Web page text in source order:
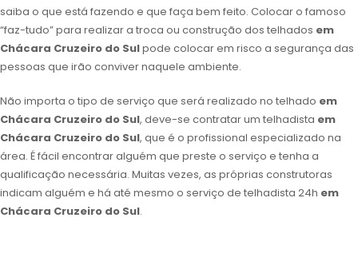
saiba o que está fazendo e que faça bem feito. Colocar o famoso
“faz-tudo” para realizar a troca ou construção dos telhados em
Chácara Cruzeiro do Sulpode colocar em risco a segurança das
pessoas que irão conviver naquele ambiente.
Não importa o tipo de serviço que será realizado no telhado em
Chácara Cruzeiro do Sul, deve-se contratar um telhadista em
Chácara Cruzeiro do Sul, que é o profissional especializado na
área. É fácil encontrar alguém que preste o serviço e tenha a
qualificação necessária. Muitas vezes, as próprias construtoras
indicam alguém e há até mesmo o serviço de telhadista 24h em
Chácara Cruzeiro do Sul.